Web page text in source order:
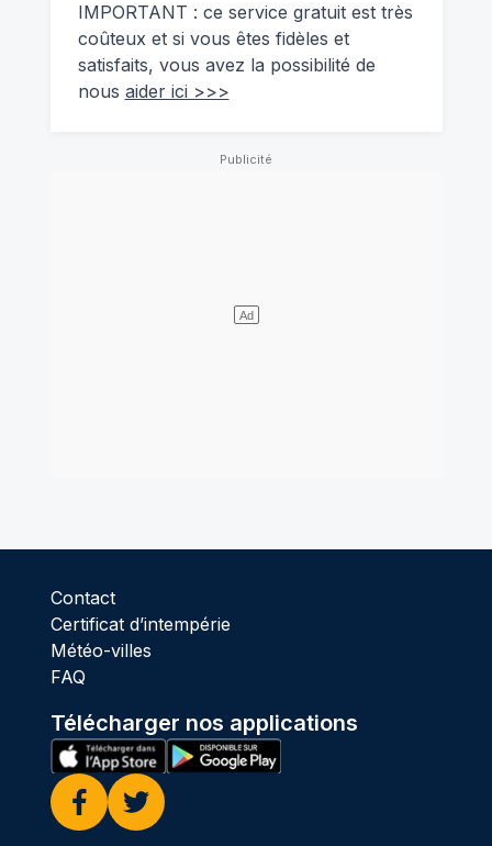
IMPORTANT : ce service gratuit est très
coûteux et si vous êtes fidèles et
satisfaits, vous avez la possibilité de
nous aider ici >>>
Contact
Certificat d’intempérie
Météo-villes
FAQ
Télécharger nos applications
Facebook
Twitter